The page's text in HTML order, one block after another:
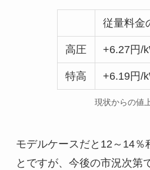
従量料金
高圧 +6.27円/
特高 +6.19円/
現状からの値
モデルケースだと12～14％
とですが、今後の市況次第